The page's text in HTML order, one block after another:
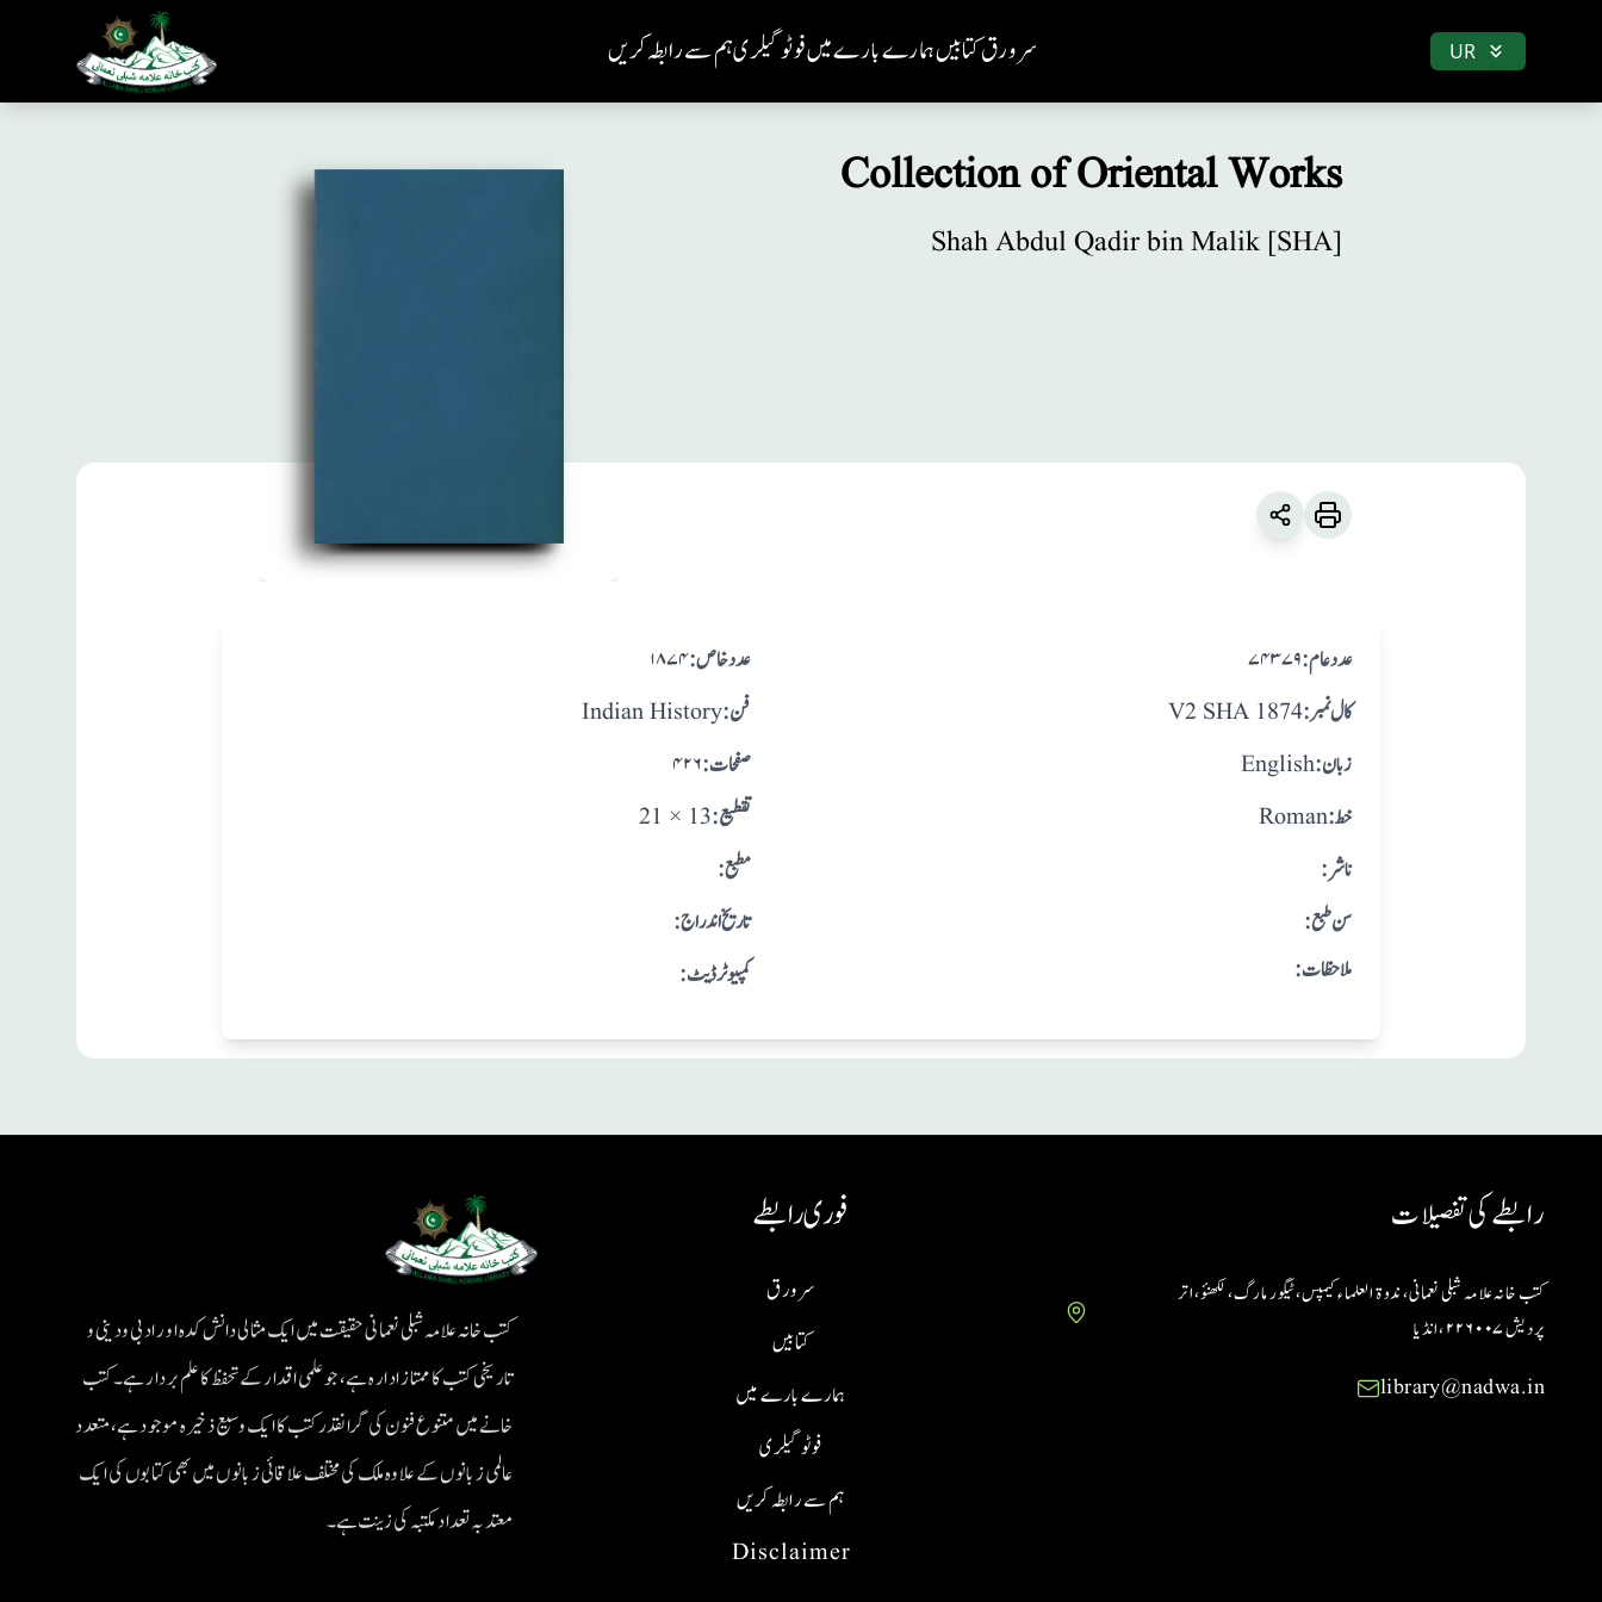
ہم سے رابطہ کریںفوٹو گیلریہمارے بارے میںکتابیںسر ورق UR
Collection of Oriental Works
Shah Abdul Qadir bin Malik [SHA]
۱۸۷۴ :عدد خاص
Indian History :فن
۴۲۶ :صفحات
21 × 13 :تقطيع
:مطبع
: تاريخ اندراج
:کمپیوٹر ڈیٹ
۷۴۳۷۹ :عدد عام
V2 SHA 1874 :کال نمبر
English :زبان
Roman :خط
:ناشر
: سن طبع
:ملاحظات
کتب خانہ علامہ شبلی نعمانی حقیقت میں ایک مثالی دانش کدہ اور ادبی ودینی و
تاریخی کتب کا ممتاز ادارہ ہے، جو علمی اقدار کے تحفظ کا علم بردار ہے۔کتب
خانے میں متنوع فنون کی گرانقدر کتب کا ایک وسیع ذخیرہ موجود ہے، متعدد
عالمی زبانوں کے علاوہ ملک کی مختلف علاقائی زبانوں میں بھی کتابوں کی ایک
معتد بہ تعداد مکتبہ کی زینت ہے۔
فوری رابطے
Disclaimer
ہم سے رابطہ کریں
فوٹو گیلری
ہمارے بارے میں
کتابیں
سر ورق
رابطے کی تفصیلات
کتب خانہ علامہ شبلی نعمانی، ندوۃ العلماء کیمپس، ٹیگور مارگ، لکھنؤ، اتر
پردیش ۲۲۶۰۰۷ ،انڈیا
library@nadwa.in